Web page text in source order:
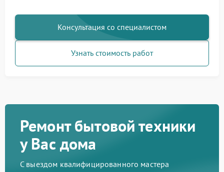
Консультация со специалистом
Узнать стоимость работ
Ремонт бытовой техники
у Вас дома
С выездом квалифицированного мастера